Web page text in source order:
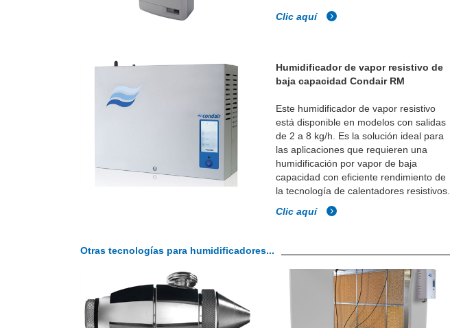
Clic aquí
Humidificador de vapor resistivo de
baja capacidad Condair RM
Este humidificador de vapor resistivo
está disponible en modelos con salidas
de 2 a 8 kg/h. Es la solución ideal para
las aplicaciones que requieren una
humidificación por vapor de baja
capacidad con eficiente rendimiento de
la tecnología de calentadores resistivos.
Clic aquí
Otras tecnologías para humidificadores...